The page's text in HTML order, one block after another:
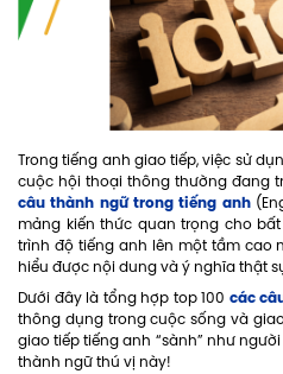
Trong tiếng anh giao tiếp, việc sử
cuộc hội thoại thông thường đang
câu thành ngữ trong tiếng anh
mảng kiến thức quan trọng cho
trình độ tiếng anh lên một tầm cao
hiểu được nội dung và ý nghĩa thật
Dưới đây là tổng hợp top 100 các
thông dụng trong cuộc sống và
giao tiếp tiếng anh “sành” như
thành ngữ thú vị này!